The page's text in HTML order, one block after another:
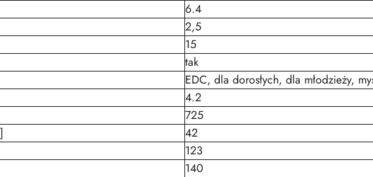
6.4
2,5
15
tak
EDC, dla dorosłych, dla młodzieży,
4.2
725
42
123
140